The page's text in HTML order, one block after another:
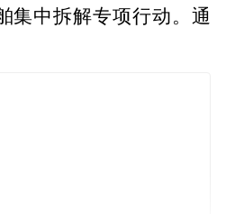
集中拆解专项行动。通